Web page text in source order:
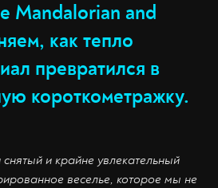
Mandalorian and
как тепло
превратился в
короткометражку.
и крайне увлекательный
веселье, которое мы не